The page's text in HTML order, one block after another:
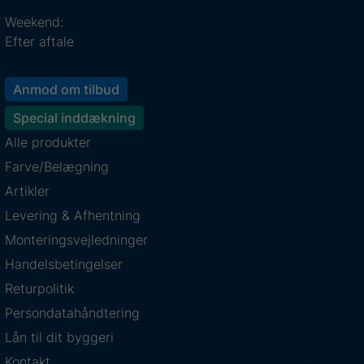
Weekend:
Efter aftale
Anmod om tilbud
Special inddækning
Alle produkter
Farve/Belægning
Artikler
Levering & Afhentning
Monteringsvejledninger
Handelsbetingelser
Returpolitik
Persondatahåndtering
Lån til dit byggeri